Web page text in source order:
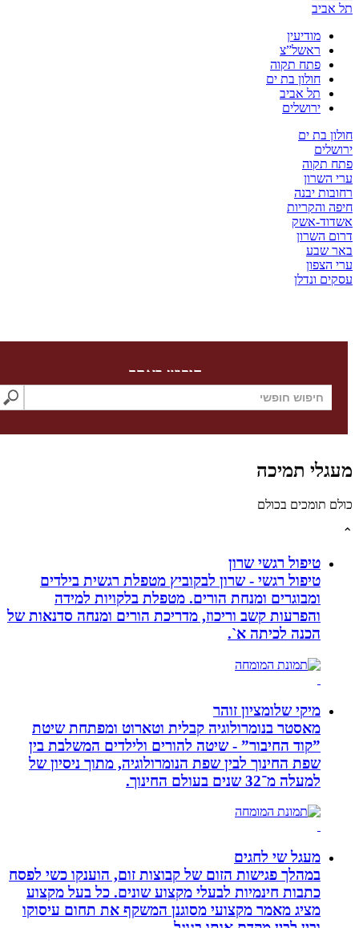
מודיעין
ראשל”צ
פתח תקוה
חולון בת ים
תל אביב
ירושלים
בת ים
יבנה
אשק
ונדלן
חיפוש באתר
תמיכה
בכולם
טיפול רגשי שרון
טיפול רגשי - שרון לבקוביץ מטפלת רגשית בילדים
ומבוגרים ומנחת הורים. מטפלת בלקויות למידה
והפרעות קשב וריכוז, מדריכת הורים ומנחה סדנאות של
הכנה לכיתה א`.
מיקי שלומציון זוהר
מאסטר בנומרולוגיה קבלית וטארוט ומפתחת שיטת
”קוד החיבור” - שיטה להורים ולילדים המשלבת בין
שפת החינוך לבין שפת הנומרולוגיה, מתוך ניסיון של
למעלה מ־32 שנים בעולם החינוך.
מעגל שי לחגים
במהלך פגישות הזום של קבוצות זום, הוענקו כשי לפסח
כתבות חינמיות לבעלי מקצוע שונים. כל בעל מקצוע
מציג מאמר מקצועי מסוגנן המשקף את תחום עיסוקו